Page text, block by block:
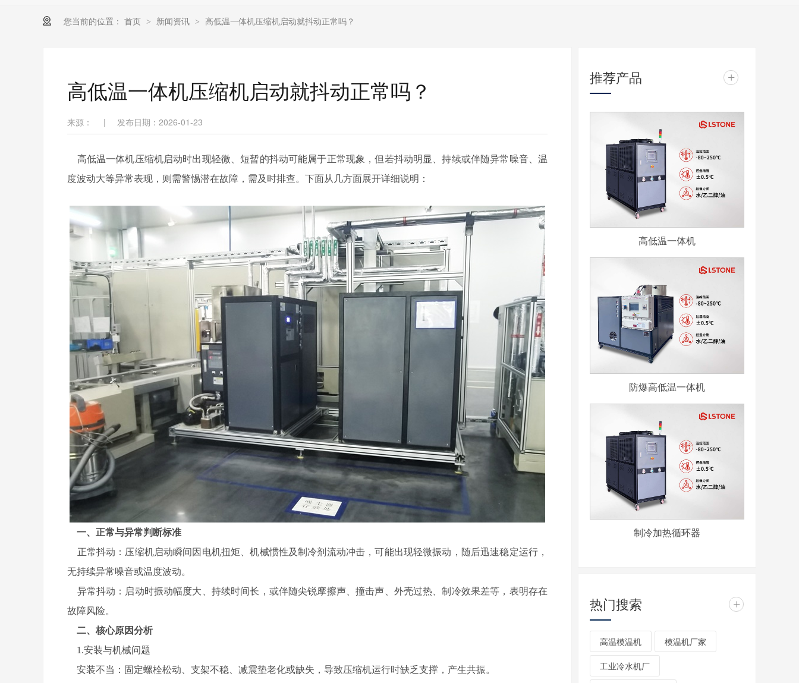
您当前的位置： 首页 > 新闻资讯 > 高低温一体机压缩机启动就抖动正常吗？
高低温一体机压缩机启动就抖动正常吗？
来源： | 发布日期：2026-01-23
高低温一体机压缩机启动时出现轻微、短暂的抖动可能属于正常现象，但若抖动明显、持续或伴随异常噪音、温
度波动大等异常表现，则需警惕潜在故障，需及时排查。下面从几方面展开详细说明：
一、正常与异常判断标准
正常抖动：压缩机启动瞬间因电机扭矩、机械惯性及制冷剂流动冲击，可能出现轻微振动，随后迅速稳定运行，
无持续异常噪音或温度波动。
异常抖动：启动时振动幅度大、持续时间长，或伴随尖锐摩擦声、撞击声、外壳过热、制冷效果差等，表明存在
故障风险。
二、核心原因分析
1.安装与机械问题
安装不当：固定螺栓松动、支架不稳、减震垫老化或缺失，导致压缩机运行时缺乏支撑，产生共振。
推荐产品 +
高低温一体机
防爆高低温一体机
制冷加热循环器
热门搜索 +
高温模温机 模温机厂家
工业冷水机厂